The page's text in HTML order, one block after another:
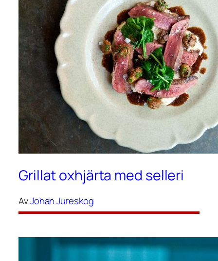
Grillat oxhjärta med selleri
AvJohan Jureskog